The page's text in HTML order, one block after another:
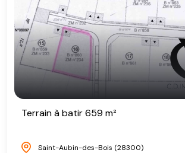
Terrain à batir 659 m²
Saint-Aubin-des-Bois (28300)